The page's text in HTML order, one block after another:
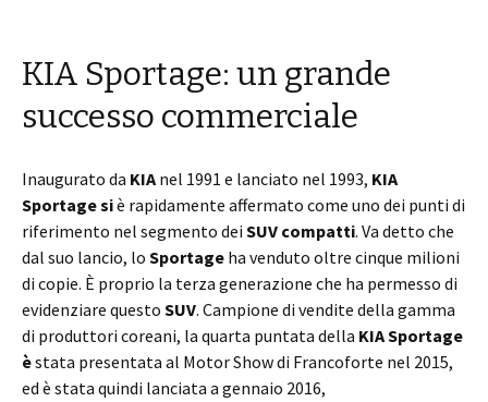
KIA Sportage: un grande
successo commerciale
Inaugurato da KIAnel 1991 e lanciato nel 1993, KIA
Sportage siè rapidamente affermato come uno dei punti di
riferimento nel segmento dei SUV compatti. Va detto che
dal suo lancio, lo Sportage ha venduto oltre cinque milioni
di copie. È proprio la terza generazione che ha permesso di
evidenziare questo SUV. Campione di vendite della gamma
di produttori coreani, la quarta puntata della KIA Sportage
èstata presentata al Motor Show di Francoforte nel 2015,
ed è stata quindi lanciata a gennaio 2016,